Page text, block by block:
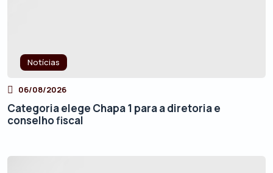
Notícias
06/08/2026
Categoria elege Chapa 1 para a diretoria e
conselho fiscal